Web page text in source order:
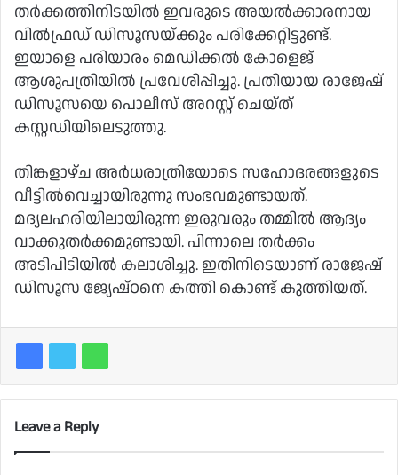
തര്‍ക്കത്തിനിടയില്‍ ഇവരുടെ അയല്‍ക്കാരനായ
വില്‍ഫ്രഡ് ഡിസൂസയ്ക്കും പരിക്കേറ്റിട്ടുണ്ട്.
ഇയാളെ പരിയാരം മെഡിക്കല്‍ കോളെജ്
ആശുപത്രിയില്‍ പ്രവേശിപ്പിച്ചു. പ്രതിയായ രാജേഷ്
ഡിസൂസയെ പൊലീസ് അറസ്റ്റ് ചെയ്ത്
കസ്റ്റഡിയിലെടുത്തു.
തിങ്കളാഴ്ച അര്‍ധരാത്രിയോടെ സഹോദരങ്ങളുടെ
വീട്ടില്‍വെച്ചായിരുന്നു സംഭവമുണ്ടായത്.
മദ്യലഹരിയിലായിരുന്ന ഇരുവരും തമ്മില്‍ ആദ്യം
വാക്കുതര്‍ക്കമുണ്ടായി. പിന്നാലെ തര്‍ക്കം
അടിപിടിയില്‍ കലാശിച്ചു. ഇതിനിടെയാണ് രാജേഷ്
ഡിസൂസ ജ്യേഷ്ഠനെ കത്തി കൊണ്ട് കുത്തിയത്.
Leave a Reply